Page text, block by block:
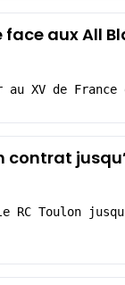
face aux All
XV de
contrat
RC Toulon